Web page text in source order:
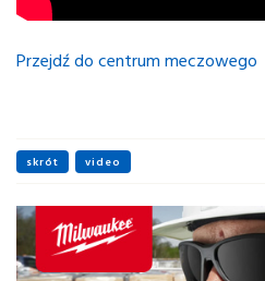
Przejdź do centrum meczowego
skrót video